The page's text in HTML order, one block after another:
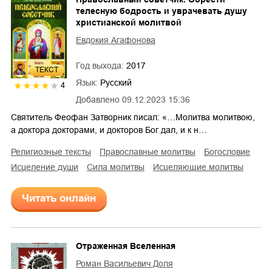
ТЕКСТ
4
Добавлено 09.12.2023 15:36
телесную бодрость и уврачевать душу
христианской молитвой
Евдокия Агафонова
Год выхода: 2017
Язык: Русский
Святитель Феофан Затворник писал: «…Молитва молитвою,
а доктора докторами, и докторов Бог дал, и к н…
религиозные тексты православные молитвы
богословие
исцеление души
сила молитвы исцеляющие молитвы
Читать онлайн
Отраженная Вселенная
Роман Васильевич Доля